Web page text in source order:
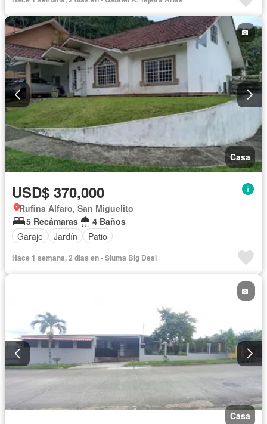
Casa
USD$ 370,000
Rufina Alfaro, San Miguelito
5 Recámaras
4 Baños
Garaje
Jardín Patio
Hace 1 semana, 2 días en - Siuma Big Deal
Casa